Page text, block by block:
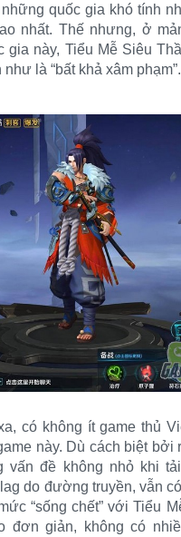
quốc gia khó tính
nhất. Thế nhưng, ở
gia này, Tiểu Mễ Siêu
là “bất khả xâm phạm”.
có không ít game thủ
này. Dù cách biệt bởi
vấn đề không nhỏ khi
do đường truyền, vẫn
“sống chết” với Tiểu
đơn giản, không có